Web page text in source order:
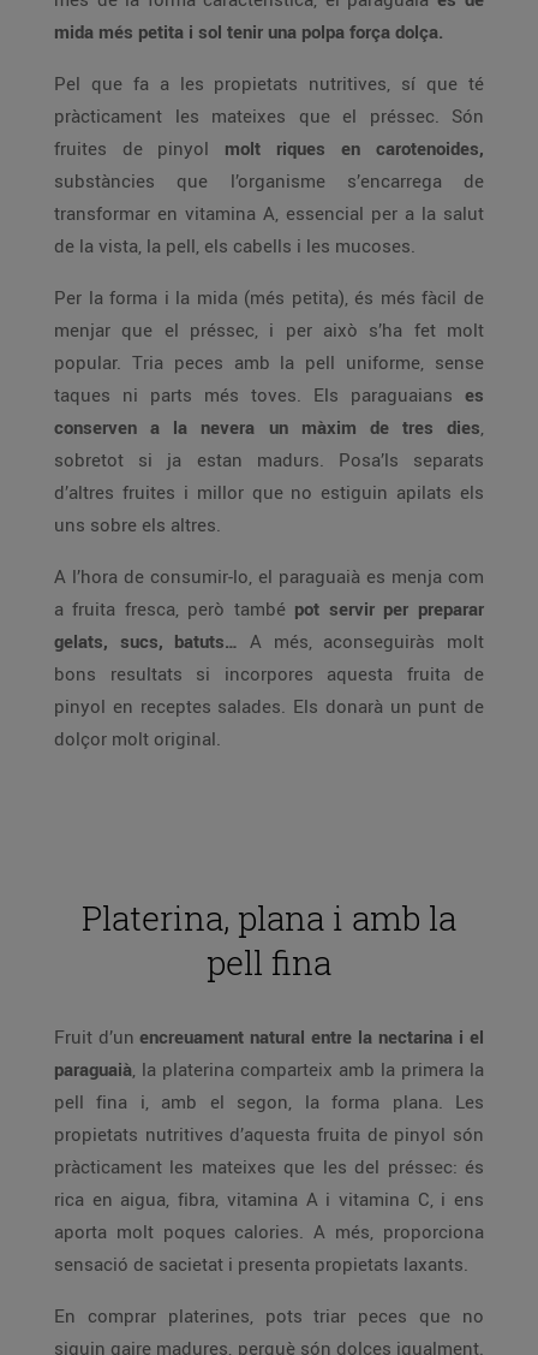
mida més petita i sol tenir una polpa força dolça.
Pel que fa a les propietats nutritives, sí que té
pràcticament les mateixes que el préssec. Són
fruites de pinyol molt riques en carotenoides,
substàncies que l’organisme s’encarrega de
transformar en vitamina A, essencial per a la salut
de la vista, la pell, els cabells i les mucoses.
Per la forma i la mida (més petita), és més fàcil de
menjar que el préssec, i per això s’ha fet molt
popular. Tria peces amb la pell uniforme, sense
taques ni parts més toves. Els paraguaians es
conserven a la nevera un màxim de tres dies,
sobretot si ja estan madurs. Posa’ls separats
d’altres fruites i millor que no estiguin apilats els
uns sobre els altres.
A l’hora de consumir-lo, el paraguaià es menja com
a fruita fresca, però també pot servir per preparar
gelats, sucs, batuts… A més, aconseguiràs molt
bons resultats si incorpores aquesta fruita de
pinyol en receptes salades. Els donarà un punt de
dolçor molt original.
Platerina, plana i amb la
pell fina
Fruit d’un encreuament natural entre la nectarina i el
paraguaià, la platerina comparteix amb la primera la
pell fina i, amb el segon, la forma plana. Les
propietats nutritives d’aquesta fruita de pinyol són
pràcticament les mateixes que les del préssec: és
rica en aigua, fibra, vitamina A i vitamina C, i ens
aporta molt poques calories. A més, proporciona
sensació de sacietat i presenta propietats laxants.
En comprar platerines, pots triar peces que no
siguin gaire madures, perquè són dolces igualment.